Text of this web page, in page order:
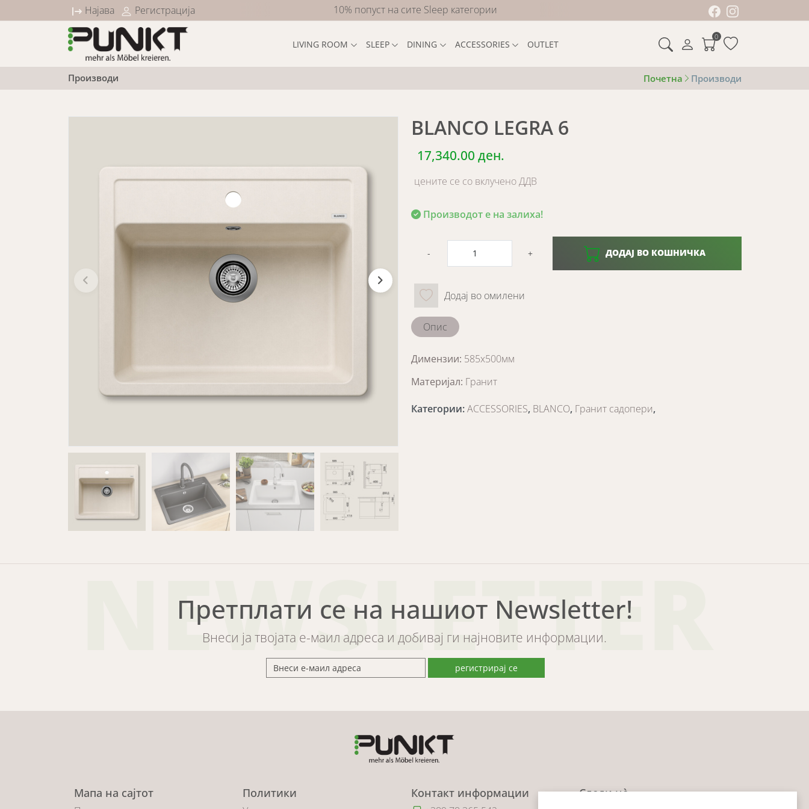
Најава Регистрација
попуст на сите Sleep категории 10% попуст на сите Sleep категории
0
LIVING ROOM SLEEP DINING ACCESSORIES OUTLET
Производи Почетна Производи
BLANCO LEGRA 6
17,340.00 ден.
цените се со вклучено ДДВ
Производот е на залиха!
- + ДОДАЈ ВО КОШНИЧКА
Додај во омилени
Опис
Димензии: 585х500мм
Материјал: Гранит
Категории:ACCESSORIES, BLANCO, Гранит садопери,
NEWSLETTER
Претплати се на нашиот Newsletter!
Внеси ја твојата е-маил адреса и добивај ги најновите информации.
регистрирај се
Мапа на сајтот Политики Контакт информации Следи нè